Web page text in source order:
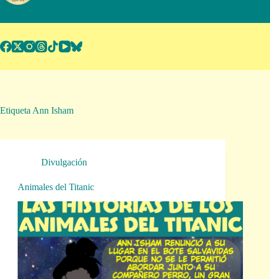
Etiqueta Ann Isham
Divulgación
Animales del Titanic